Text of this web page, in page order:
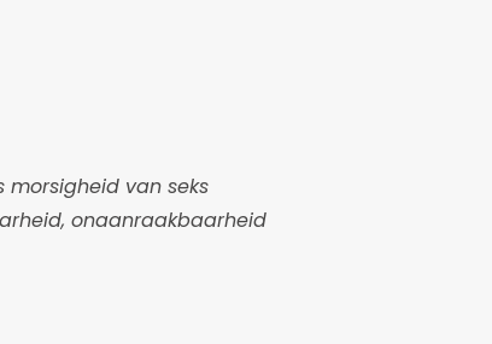
morsigheid van seks
onaanraakbaarheid